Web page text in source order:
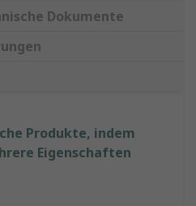
Dokumente
Produkte, indem
Eigenschaften